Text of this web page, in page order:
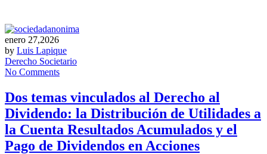
enero 27,2026
by Luis Lapique
Derecho Societario
No Comments
Dos temas vinculados al Derecho al
Dividendo: la Distribución de Utilidades a
la Cuenta Resultados Acumulados y el
Pago de Dividendos en Acciones